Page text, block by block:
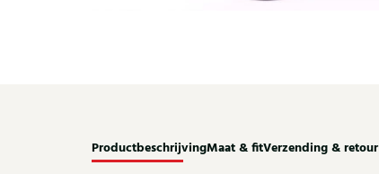
ProductbeschrijvingMaat & fitVerzending & retour